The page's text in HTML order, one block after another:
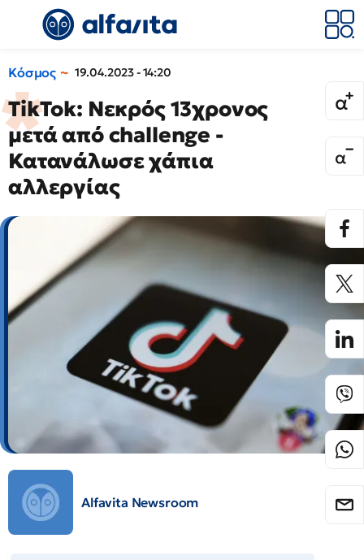
Κόσμος 19.04.2023 - 14:20
TikTok: Νεκρός 13χρονος
μετά από challenge -
Κατανάλωσε χάπια
αλλεργίας
Alfavita Newsroom